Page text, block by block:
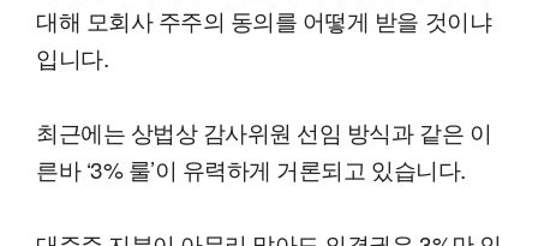
대해 모회사 주주의 동의를 어떻게 받을 것이냐
입니다.
최근에는 상법상 감사위원 선임 방식과 같은 이
른바 ‘3% 룰’이 유력하게 거론되고 있습니다.